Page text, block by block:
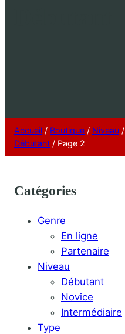
Accueil / Boutique / Niveau /
Débutant / Page 2
Catégories
Genre
En ligne
Partenaire
Niveau
Débutant
Novice
Intermédiaire
Type